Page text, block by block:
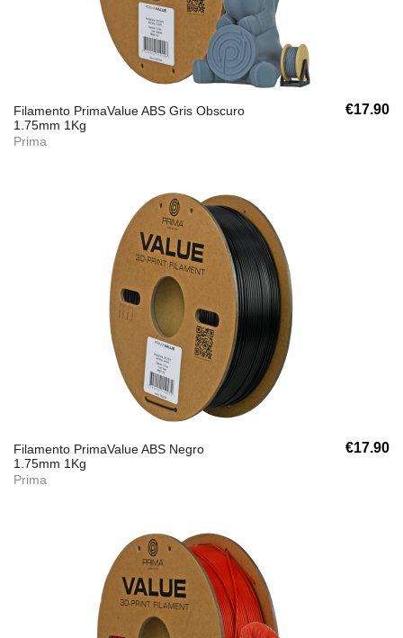
Filamento PrimaValue ABS Gris Obscuro
1.75mm 1Kg
Prima
€17.90
Filamento PrimaValue ABS Negro
1.75mm 1Kg
Prima
€17.90